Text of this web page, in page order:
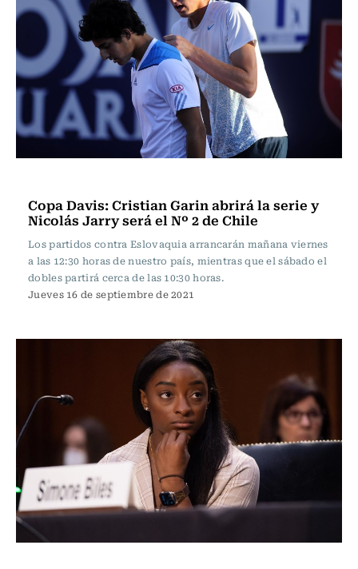
Copa Davis: Cristian Garin abrirá la serie y
Nicolás Jarry será el Nº 2 de Chile
Los partidos contra Eslovaquia arrancarán mañana viernes
a las 12:30 horas de nuestro país, mientras que el sábado el
dobles partirá cerca de las 10:30 horas.
Jueves 16 de septiembre de 2021